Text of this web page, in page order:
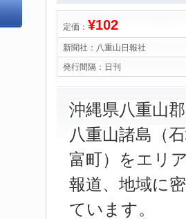
定価： ¥102
新聞社： 八重山日報社
発行間隔： 日刊
沖縄県八重山
八重山諸島（
富町）をエリ
報道、地域に
ています。